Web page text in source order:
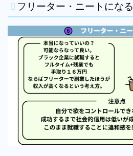
フリーター・ニートになる